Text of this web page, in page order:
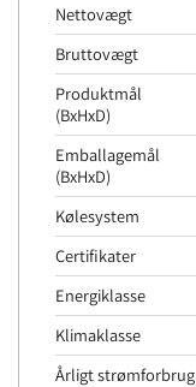
Nettovægt
Bruttovægt
Produktmål
(BxHxD)
Emballagemål
(BxHxD)
Kølesystem
Certifikater
Energiklasse
Klimaklasse
Årligt strømforbrug